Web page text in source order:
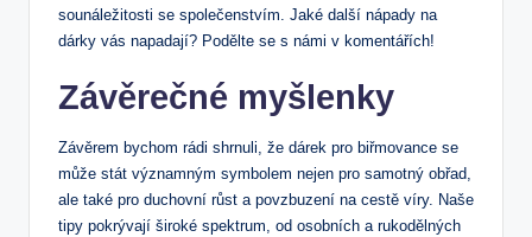
sounáležitosti se společenstvím. Jaké další nápady na
dárky vás napadají? Podělte se s námi v komentářích!
Závěrečné myšlenky
Závěrem bychom rádi shrnuli, že dárek pro biřmovance se
může stát významným symbolem nejen pro samotný ‌obřad,
ale také pro duchovní růst a povzbuzení na cestě víry.⁣ Naše
tipy pokrývají široké spektrum, od osobních a rukodělných